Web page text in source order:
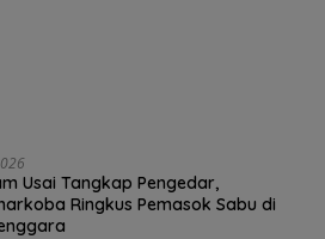
Usai Tangkap Pengedar,
Ringkus Pemasok Sabu di